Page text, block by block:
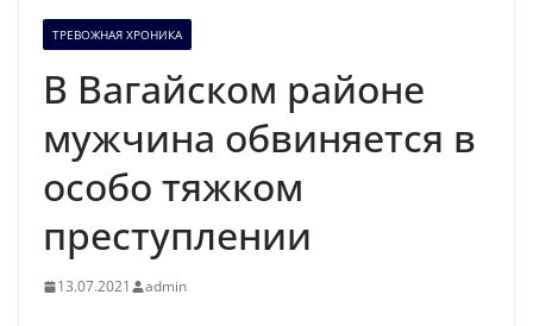
ТРЕВОЖНАЯ ХРОНИКА
В Вагайском районе
мужчина обвиняется в
особо тяжком
преступлении
13.07.2021 admin